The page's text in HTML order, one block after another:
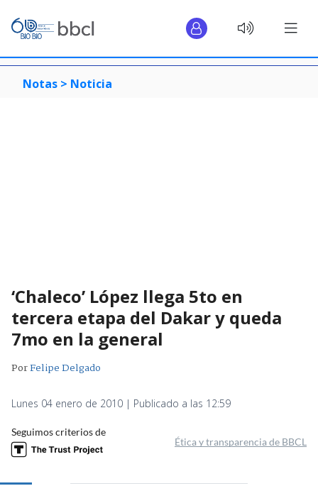
Notas > Noticia
‘Chaleco’ López llega 5to en
tercera etapa del Dakar y queda
7mo en la general
PorFelipe Delgado
Lunes 04 enero de 2010 | Publicado a las 12:59
Seguimos criterios de
Ética y transparencia de BBCL